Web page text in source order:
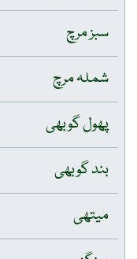
سبز مرچ
شملہ مرچ
پھول گوبھی
بند گوبھی
میتھی